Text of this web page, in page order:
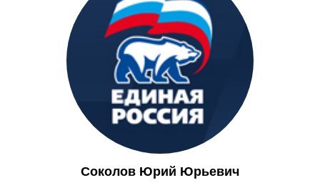
Соколов Юрий Юрьевич